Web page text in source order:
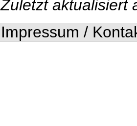
Zuletzt aktualisiert
Impressum /